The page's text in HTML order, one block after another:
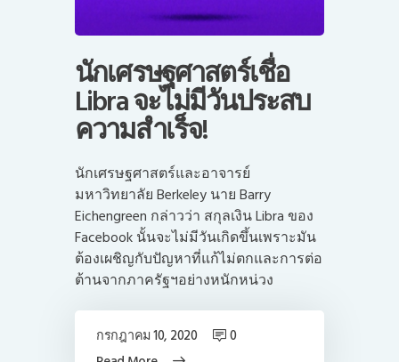
นักเศรษฐศาสตร์เชื่อ
Libra จะไม่มีวันประสบ
ความสำเร็จ!
นักเศรษฐศาสตร์และอาจารย์
มหาวิทยาลัย Berkeley นาย Barry
Eichengreen กล่าวว่า สกุลเงิน Libra ของ
Facebook นั้นจะไม่มีวันเกิดขึ้นเพราะมัน
ต้องเผชิญกับปัญหาที่แก้ไม่ตกและการต่อ
ต้านจากภาครัฐฯอย่างหนักหน่วง
กรกฎาคม 10, 2020 0